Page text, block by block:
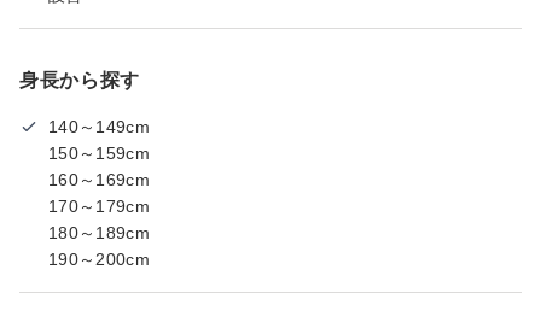
身長から探す
140～149cm
150～159cm
160～169cm
170～179cm
180～189cm
190～200cm